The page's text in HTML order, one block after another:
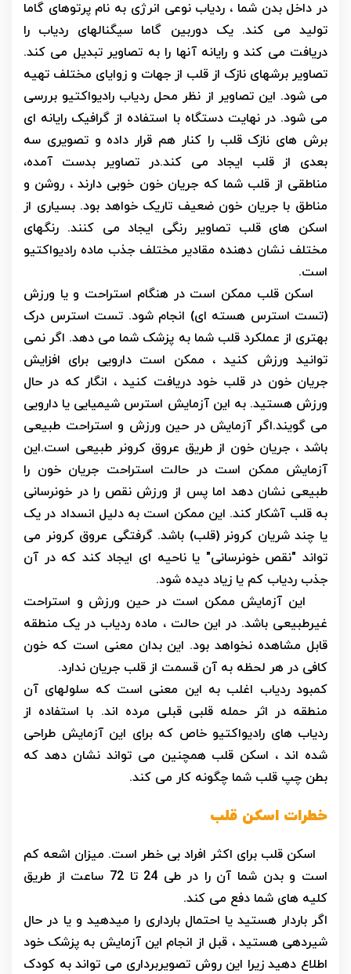
در داخل بدن شما ، ردیاب نوعی انرژی به نام پرتوهای گاما
تولید می کند. یک دوربین گاما سیگنالهای ردیاب را
دریافت می کند و رایانه آنها را به تصاویر تبدیل می کند.
تصاویر برشهای نازک از قلب از جهات و زوایای مختلف تهیه
می شود. این تصاویر از نظر محل ردیاب رادیواکتیو بررسی
می شود. در نهایت دستگاه با استفاده از گرافیک رایانه ای
برش های نازک قلب را کنار هم قرار داده و تصویری سه
بعدی از قلب ایجاد می کند.در تصاویر بدست آمده،
مناطقی از قلب شما که جریان خون خوبی دارند ، روشن و
مناطق با جریان خون ضعیف تاریک خواهد بود. بسیاری از
اسکن های قلب تصاویر رنگی ایجاد می کنند. رنگهای
مختلف نشان دهنده مقادیر مختلف جذب ماده رادیواکتیو
است.
اسکن قلب ممکن است در هنگام استراحت و یا ورزش
(تست استرس هسته ای) انجام شود. تست استرس درک
بهتری از عملکرد قلب شما به پزشک شما می دهد. اگر نمی
توانید ورزش کنید ، ممکن است دارویی برای افزایش
جریان خون در قلب خود دریافت کنید ، انگار که در حال
ورزش هستید. به این آزمایش استرس شیمیایی یا دارویی
می گویند.اگر آزمایش در حین ورزش و استراحت طبیعی
باشد ، جریان خون از طریق عروق کرونر طبیعی است.این
آزمایش ممکن است در حالت استراحت جریان خون را
طبیعی نشان دهد اما پس از ورزش نقص را در خونرسانی
به قلب آشکار کند. این ممکن است به دلیل انسداد در یک
یا چند شریان کرونر (قلب) باشد. گرفتگی عروق کرونر می
تواند "نقص خونرسانی" یا ناحیه ای ایجاد کند که در آن
جذب ردیاب کم یا زیاد دیده شود.
این آزمایش ممکن است در حین ورزش و استراحت
غیرطبیعی باشد. در این حالت ، ماده ردیاب در یک منطقه
قابل مشاهده نخواهد بود. این بدان معنی است که خون
کافی در هر لحظه به آن قسمت از قلب جریان ندارد.
کمبود ردیاب اغلب به این معنی است که سلولهای آن
منطقه در اثر حمله قلبی قبلی مرده اند. با استفاده از
ردیاب های رادیواکتیو خاص که برای این آزمایش طراحی
شده اند ، اسکن قلب همچنین می تواند نشان دهد که
بطن چپ قلب شما چگونه کار می کند.
خطرات اسکن قلب
اسکن قلب برای اکثر افراد بی خطر است. میزان اشعه کم
است و بدن شما آن را در طی 24 تا 72 ساعت از طریق
کلیه های شما دفع می کند.
اگر باردار هستید یا احتمال بارداری را میدهید و یا در حال
شیردهی هستید ، قبل از انجام این آزمایش به پزشک خود
اطلاع دهید زیرا این روش تصویربرداری می تواند به کودک